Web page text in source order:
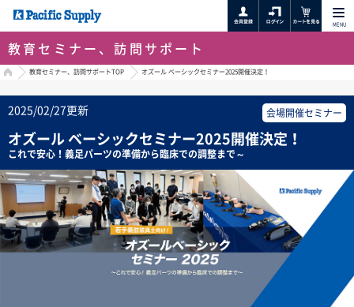
MENU
教育セミナー、訪問サポート
HOME教育セミナー、訪問サポートTOP オズール ベーシックセミナー2025開催決定！
2025/02/27更新 会場開催セミナー
オズール ベーシックセミナー2025開催決定！
これで安心！義足パーツの準備から臨床での調整まで～